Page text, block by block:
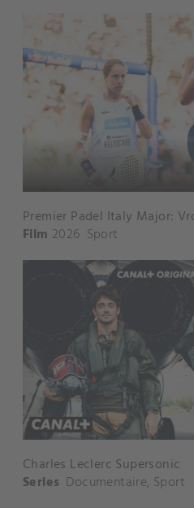
Premier Padel Italy Major:
Film 2026 Sport
Charles Leclerc Supersonic
Series Documentaire, Sport